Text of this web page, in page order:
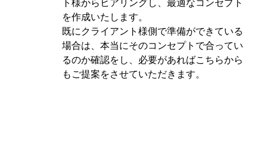
ト様からヒアリングし、最適なコンセプト
を作成いたします。
既にクライアント様側で準備ができている
場合は、本当にそのコンセプトで合ってい
るのか確認をし、必要があればこちらから
もご提案をさせていただきます。